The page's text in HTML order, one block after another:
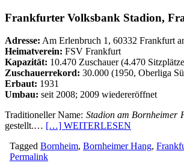
Frankfurter Volksbank Stadion,
Adresse: Am Erlenbruch 1, 60332 Frankfurt
Heimatverein: FSV Frankfurt
Kapazität: 10.470 Zuschauer (4.470
Zuschauerrekord: 30.000 (1950, Oberliga
Erbaut: 1931
Umbau: seit 2008; 2009 wiedereröffnet
Traditioneller Name: Stadion am Bornheimer
gestellt.… […] WEITERLESEN
Tagged Bornheim, Bornheimer Hang,
Permalink